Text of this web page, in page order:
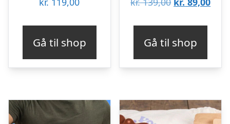
Gå til shop
var:
kr. 139,00.
kr.
Gå til shop